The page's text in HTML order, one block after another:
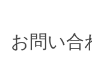
お問い合